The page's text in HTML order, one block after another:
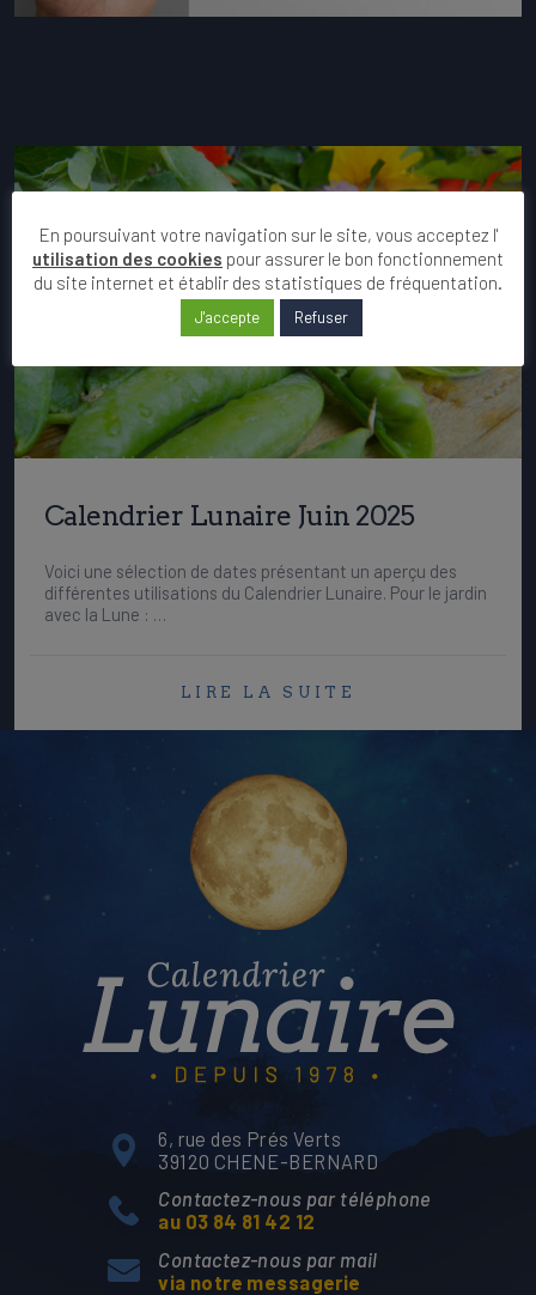
Calendrier Lunaire Juin 2025
Voici une sélection de dates présentant un aperçu des
différentes utilisations du Calendrier Lunaire. Pour le jardin
avec la Lune : …
LIRE LA SUITE
6, rue des Prés Verts
39120 CHENE-BERNARD
Contactez-nous par téléphone
au 03 84 81 42 12
Contactez-nous par mail
via notre messagerie
En poursuivant votre navigation sur le site, vous acceptez l'
utilisation des cookies pour assurer le bon fonctionnement
du site internet et établir des statistiques de fréquentation.
J'accepte Refuser